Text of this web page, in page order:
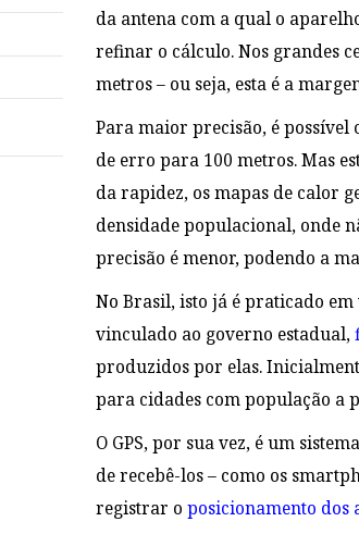
da antena com a qual o
refinar o cálculo. Nos grandes
metros – ou seja, esta é a
Para maior precisão, é
de erro para 100 metros. Mas
da rapidez, os mapas de calor
densidade populacional, onde
precisão é menor, podendo a
No Brasil, isto já é praticado em
vinculado ao governo estadual,
produzidos por elas.
para cidades com população a
O GPS, por sua vez, é um
de recebê-los – como os
registrar o posicionamento dos